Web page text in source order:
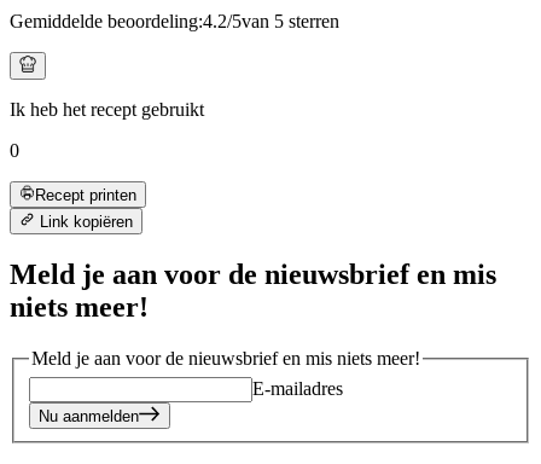
Gemiddelde beoordeling:4.2/5van 5 sterren
Ik heb het recept gebruikt
0
Recept printen
Link kopiëren
Meld je aan voor de nieuwsbrief en mis
niets meer!
Meld je aan voor de nieuwsbrief en mis niets meer!
E-mailadres
Nu aanmelden